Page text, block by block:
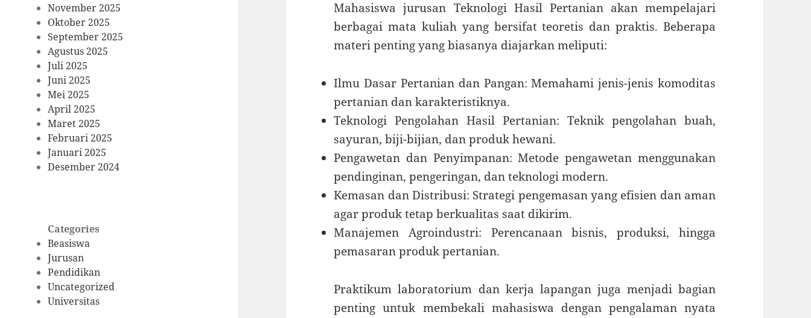
November 2025
Oktober 2025
September 2025
Agustus 2025
Juli 2025
Juni 2025
Mei 2025
April 2025
Maret 2025
Februari 2025
Januari 2025
Desember 2024
Categories
Beasiswa
Jurusan
Pendidikan
Uncategorized
Universitas
Mahasiswa jurusan Teknologi Hasil Pertanian akan mempelajari
berbagai mata kuliah yang bersifat teoretis dan praktis. Beberapa
materi penting yang biasanya diajarkan meliputi:
Ilmu Dasar Pertanian dan Pangan: Memahami jenis-jenis komoditas
pertanian dan karakteristiknya.
Teknologi Pengolahan Hasil Pertanian: Teknik pengolahan buah,
sayuran, biji-bijian, dan produk hewani.
Pengawetan dan Penyimpanan: Metode pengawetan menggunakan
pendinginan, pengeringan, dan teknologi modern.
Kemasan dan Distribusi: Strategi pengemasan yang efisien dan aman
agar produk tetap berkualitas saat dikirim.
Manajemen Agroindustri: Perencanaan bisnis, produksi, hingga
pemasaran produk pertanian.
Praktikum laboratorium dan kerja lapangan juga menjadi bagian
penting untuk membekali mahasiswa dengan pengalaman nyata